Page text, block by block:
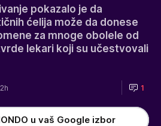
pokazalo je da
ćelija može da donese
za mnoge obolele od
lekari koji su učestvovali
1
u vaš Google izbor